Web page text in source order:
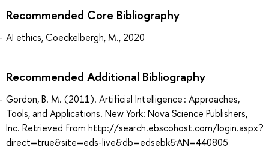
Recommended Core Bibliography
AI ethics, Coeckelbergh, M., 2020
Recommended Additional Bibliography
Gordon, B. M. (2011). Artificial Intelligence : Approaches,
Tools, and Applications. New York: Nova Science Publishers,
Inc. Retrieved from http://search.ebscohost.com/login.aspx?
direct=true&site=eds-live&db=edsebk&AN=440805